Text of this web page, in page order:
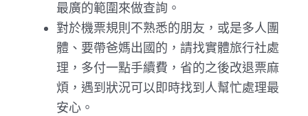
最廣的範圍來做查詢。
對於機票規則不熟悉的朋友，或是多人團
體、要帶爸媽出國的，請找實體旅行社處
理，多付一點手續費，省的之後改退票麻
煩，遇到狀況可以即時找到人幫忙處理最
安心。